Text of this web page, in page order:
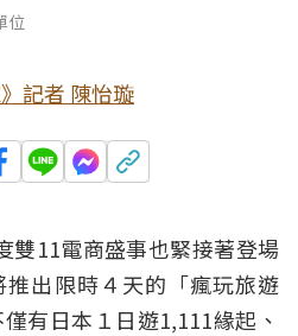
位
記者 陳怡璇
雙11電商盛事也緊接著登場
出限時４天的「瘋玩旅遊
有日本１日遊1,111緣起、